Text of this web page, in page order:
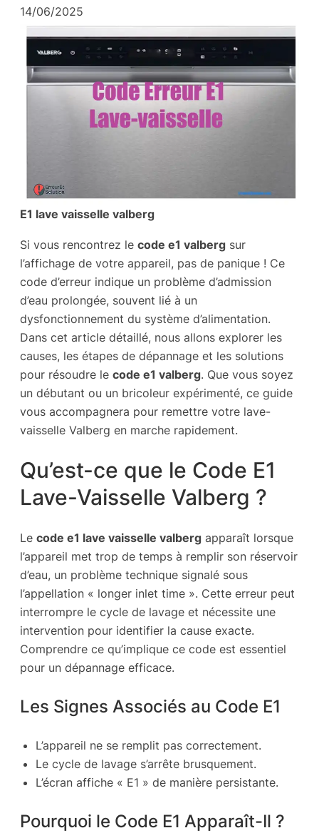
14/06/2025
E1 lave vaisselle valberg
Si vous rencontrez le code e1 valberg sur
l’affichage de votre appareil, pas de panique ! Ce
code d’erreur indique un problème d’admission
d’eau prolongée, souvent lié à un
dysfonctionnement du système d’alimentation.
Dans cet article détaillé, nous allons explorer les
causes, les étapes de dépannage et les solutions
pour résoudre le code e1 valberg. Que vous soyez
un débutant ou un bricoleur expérimenté, ce guide
vous accompagnera pour remettre votre lave-
vaisselle Valberg en marche rapidement.
Qu’est-ce que le Code E1
Lave-Vaisselle Valberg ?
Le code e1 lave vaisselle valberg apparaît lorsque
l’appareil met trop de temps à remplir son réservoir
d’eau, un problème technique signalé sous
l’appellation « longer inlet time ». Cette erreur peut
interrompre le cycle de lavage et nécessite une
intervention pour identifier la cause exacte.
Comprendre ce qu’implique ce code est essentiel
pour un dépannage efficace.
Les Signes Associés au Code E1
L’appareil ne se remplit pas correctement.
Le cycle de lavage s’arrête brusquement.
L’écran affiche « E1 » de manière persistante.
Pourquoi le Code E1 Apparaît-Il ?